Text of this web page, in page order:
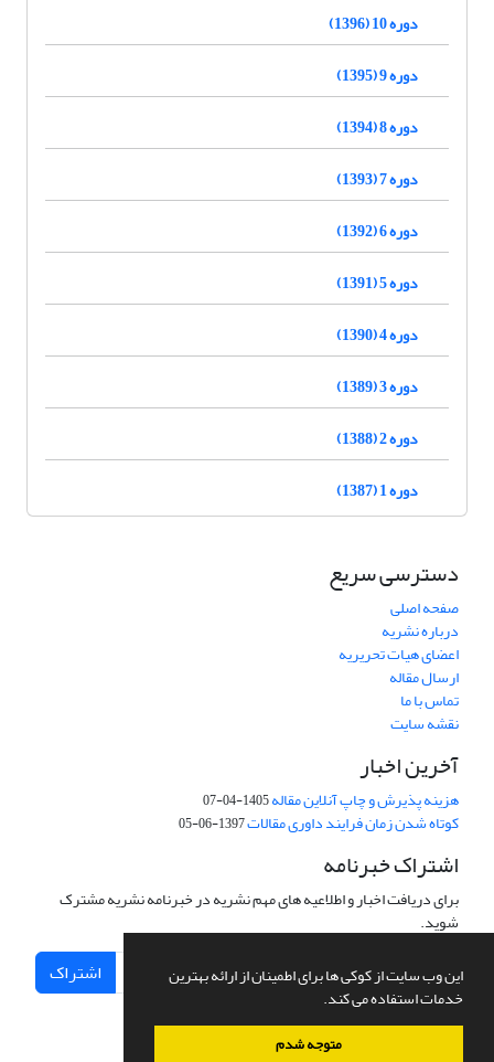
این وب سایت از کوکی ها برای اطمینان از ارائه بهترین
خدمات استفاده می کند.
متوجه شدم
دوره 10 (1396)
دوره 9 (1395)
دوره 8 (1394)
دوره 7 (1393)
دوره 6 (1392)
دوره 5 (1391)
دوره 4 (1390)
دوره 3 (1389)
دوره 2 (1388)
دوره 1 (1387)
دسترسی سریع
صفحه اصلی
درباره نشریه
اعضای هیات تحریریه
ارسال مقاله
تماس با ما
نقشه سایت
آخرین اخبار
هزینه پذیرش و چاپ آنلاین مقاله1405-04-07
کوتاه شدن زمان فرایند داوری مقالات1397-06-05
اشتراک خبرنامه
برای دریافت اخبار و اطلاعیه های مهم نشریه در خبرنامه نشریه مشترک
شوید.
اشتراک